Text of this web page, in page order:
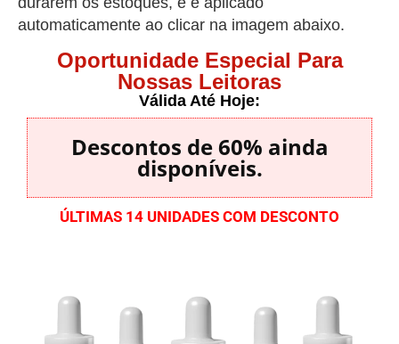
automaticamente ao clicar na imagem abaixo.
Oportunidade Especial Para
Nossas Leitoras
Válida Até Hoje:
Descontos de 60% ainda
disponíveis.
ÚLTIMAS 14 UNIDADES COM DESCONTO